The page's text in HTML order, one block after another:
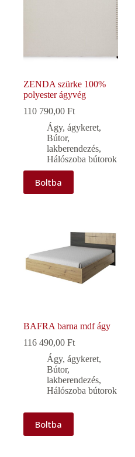
ZENDA szürke 100%
polyester ágyvég
110 790,00 Ft
Ágy, ágykeret,
Bútor,
lakberendezés,
Hálószoba bútorok
Boltba
BAFRA barna mdf ágy
116 490,00 Ft
Ágy, ágykeret,
Bútor,
lakberendezés,
Hálószoba bútorok
Boltba